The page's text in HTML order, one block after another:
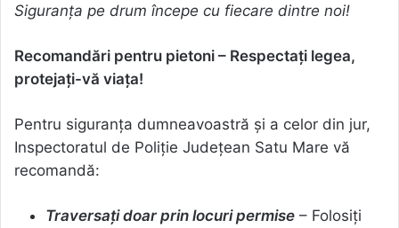
Siguranța pe drum începe cu fiecare dintre noi!
Recomandări pentru pietoni – Respectați legea,
protejați-vă viața!
Pentru siguranța dumneavoastră și a celor din jur,
Inspectoratul de Poliție Județean Satu Mare vă
recomandă:
Traversați doar prin locuri permise – Folosiți